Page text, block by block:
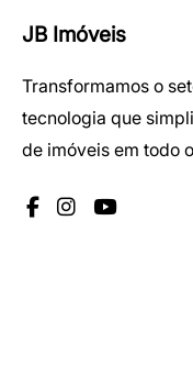
JB Imóveis
Transformamos o
tecnologia que
de imóveis em todo